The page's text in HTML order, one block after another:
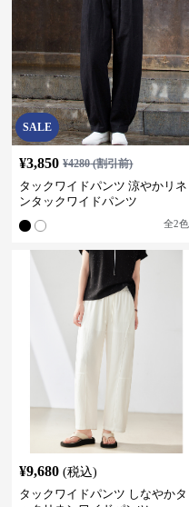
SALE
¥3,850 ¥4280(割引前)
タックワイドパンツ 涼やかリネ
ンタックワイドパンツ
全2色
¥9,680 (税込)
タックワイドパンツ しなやかタ